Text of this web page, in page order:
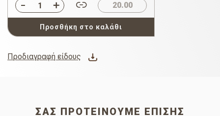
20.00
Προσθήκη στο καλάθι
Προδιαγραφή είδους
ΣΑΣ ΠΡΟΤΕΊΝΟΥΜΕ ΕΠΊΣΗΣ